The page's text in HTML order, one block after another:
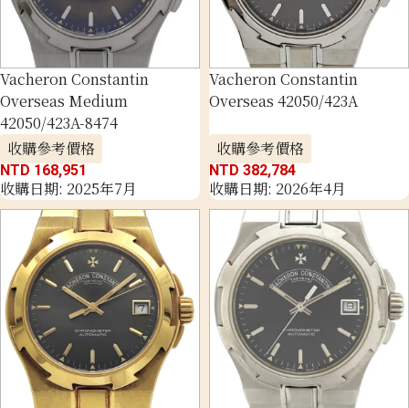
Vacheron Constantin
Overseas Medium
42050/423A-8474
收購參考價格
NTD 168,951
收購日期: 2025年7月
Vacheron Constantin
Overseas 42050/423A
收購參考價格
NTD 382,784
收購日期: 2026年4月